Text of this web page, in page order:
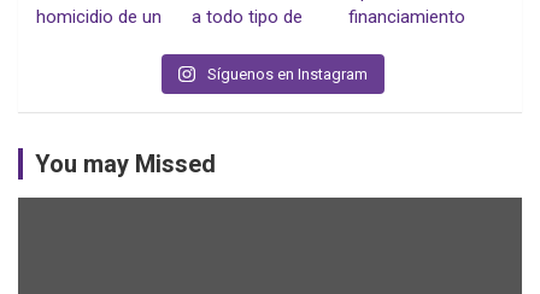
Síguenos en Instagram
You may Missed